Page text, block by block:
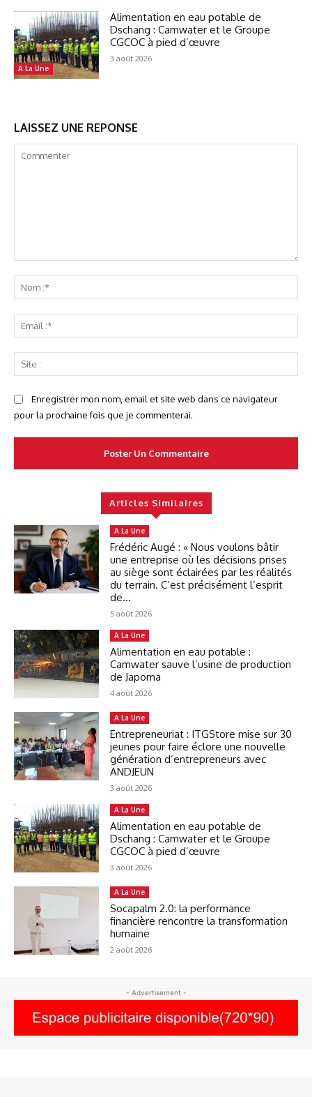
A La Une
Alimentation en eau potable de
Dschang : Camwater et le Groupe
CGCOC à pied d’œuvre
3 août 2026
LAISSEZ UNE REPONSE
:*
:*
:
Enregistrer mon nom, email et site web dans ce navigateur
pour la prochaine fois que je commenterai.
Articles Similaires
A La Une
Frédéric Augé : « Nous voulons bâtir
une entreprise où les décisions prises
au siège sont éclairées par les réalités
du terrain. C’est précisément l’esprit
de...
5 août 2026
A La Une
Alimentation en eau potable :
Camwater sauve l’usine de production
de Japoma
4 août 2026
A La Une
Entrepreneuriat : ITGStore mise sur 30
jeunes pour faire éclore une nouvelle
génération d’entrepreneurs avec
ANDJEUN
3 août 2026
A La Une
Alimentation en eau potable de
Dschang : Camwater et le Groupe
CGCOC à pied d’œuvre
3 août 2026
A La Une
Socapalm 2.0: la performance
financière rencontre la transformation
humaine
2 août 2026
- Advertisement -